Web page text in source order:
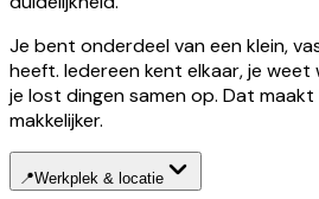
Je bent onderdeel van een klein,
heeft. Iedereen kent elkaar, je weet
je lost dingen samen op. Dat
makkelijker.
📍Werkplek & locatie